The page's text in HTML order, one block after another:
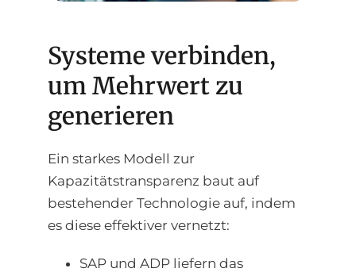
Systeme verbinden,
um Mehrwert zu
generieren
Ein starkes Modell zur
Kapazitätstransparenz baut auf
bestehender Technologie auf, indem
es diese effektiver vernetzt:
SAP und ADP liefern das